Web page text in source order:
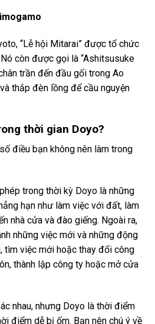
“Lễ hội Mitarai” được tổ chức
còn được gọi là “Ashitsusuke
trần đến đầu gối trong Ao
thắp đèn lồng để cầu nguyện
thời gian Doyo?
điều bạn không nên làm trong
trong thời kỳ Doyo là những
hạn như làm việc với đất, làm
nhà cửa và đào giếng. Ngoài ra,
những việc mới và những động
tìm việc mới hoặc thay đổi công
thành lập công ty hoặc mở cửa
nhau, nhưng Doyo là thời điểm
điểm dễ bị ốm. Bạn nên chú ý về